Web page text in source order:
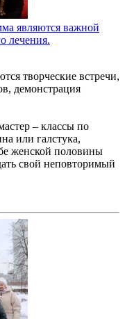
являются важной
лечения.
творческие встречи,
демонстрация
– классы по
или галстука,
женской половины
свой неповторимый